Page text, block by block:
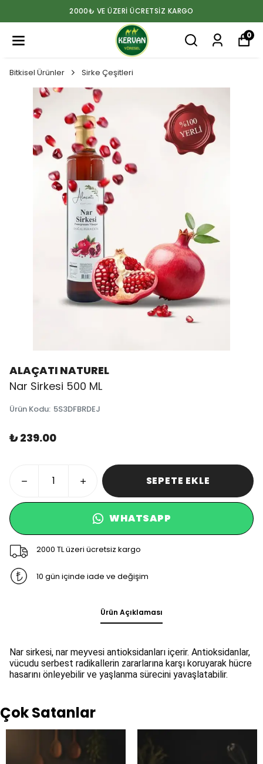
2000₺ VE ÜZERİ ÜCRETSİZ KARGO
0
Bitkisel Ürünler Sirke Çeşitleri
ALAÇATI NATUREL
Nar Sirkesi 500 ML
Ürün Kodu: 5S3DFBRDEJ
₺ 239.00
SEPETE EKLE
WHATSAPP
2000 TL üzeri ücretsiz kargo
10 gün içinde iade ve değişim
Ürün Açıklaması
Nar sirkesi, nar meyvesi antioksidanları içerir. Antioksidanlar,
vücudu serbest radikallerin zararlarına karşı koruyarak hücre
hasarını önleyebilir ve yaşlanma sürecini yavaşlatabilir.
Çok Satanlar